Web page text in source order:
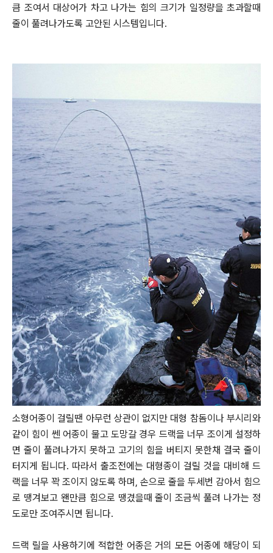
큼 조여서 대상어가 차고 나가는 힘의 크기가 일정량을 초과할때
줄이 풀려나가도록 고안된 시스템입니다.
소형어종이 걸릴땐 아무런 상관이 없지만 대형 참돔이나 부시리와
같이 힘이 쎈 어종이 물고 도망갈 경우 드랙을 너무 조이게 설정하
면 줄이 풀려나가지 못하고 고기의 힘을 버티지 못한채 결국 줄이
터지게 됩니다. 따라서 출조전에는 대형종이 걸릴 것을 대비해 드
랙을 너무 꽉 조이지 않도록 하며, 손으로 줄을 두세번 감아서 힘으
로 땡겨보고 왠만큼 힘으로 땡겼을때 줄이 조금씩 풀려 나가는 정
도로만 조여주시면 됩니다.
드랙 릴을 사용하기에 적합한 어종은 거의 모든 어종에 해당이 되